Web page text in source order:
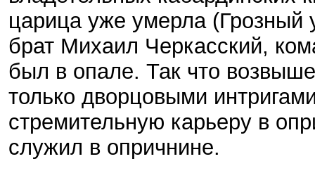
царица уже умерла (Грозный
брат Михаил Черкасский,
был в опале. Так что
только дворцовыми
стремительную карьеру в
служил в опричнине.